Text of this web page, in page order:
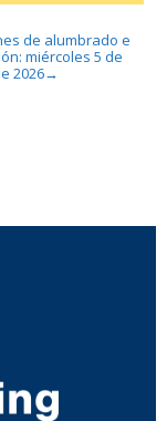
de alumbrado e
miércoles 5 de
2026→